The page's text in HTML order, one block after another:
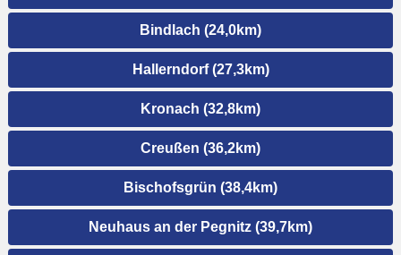
Bindlach (24,0km)
Hallerndorf (27,3km)
Kronach (32,8km)
Creußen (36,2km)
Bischofsgrün (38,4km)
Neuhaus an der Pegnitz (39,7km)